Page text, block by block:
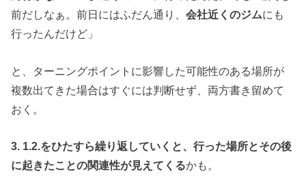
前だしなぁ。前日にはふだん通り、会社近くのジムにも
行ったんだけど」
と、ターニングポイントに影響した可能性のある場所が
複数出てきた場合はすぐには判断せず、両方書き留めて
おく。
3. 1.2.をひたすら繰り返していくと、行った場所とその後
に起きたことの関連性が見えてくるかも。